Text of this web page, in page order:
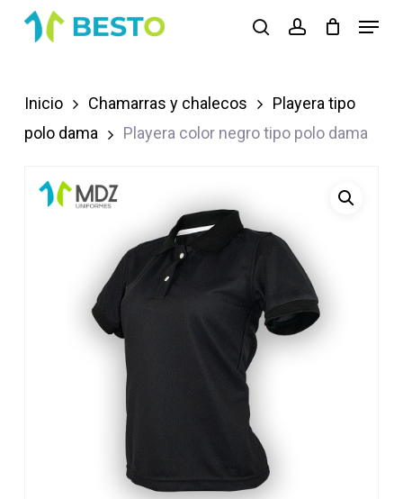
Skip
content
searchaccount
Menu
Inicio Chamarras y chalecos
Playera tipo
polo dama
Playera color negro tipo polo dama